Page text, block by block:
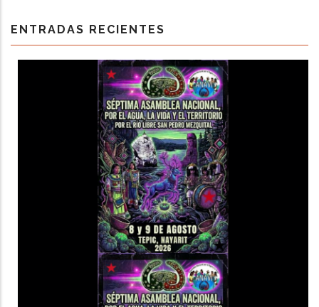
ENTRADAS RECIENTES